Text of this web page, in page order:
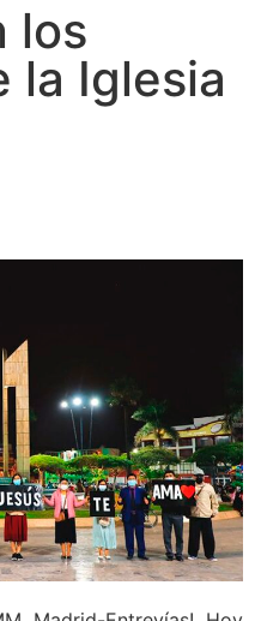
los
la Iglesia